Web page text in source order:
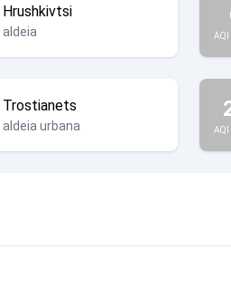
Hrushkivtsi
aldeia AQI
Trostianets
aldeia urbana AQI